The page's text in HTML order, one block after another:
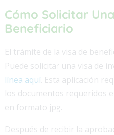
Cómo Solicitar
Beneficiario
El trámite de la visa de
Puede solicitar una visa de
línea aquí. Esta aplicación
los documentos requeridos
en formato jpg.
Después de recibir la